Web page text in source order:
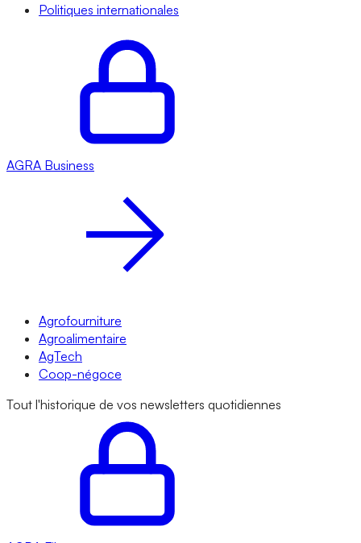
Politiques internationales
AGRA Business
Agrofourniture
Agroalimentaire
AgTech
Coop-négoce
Tout l'historique de vos newsletters quotidiennes